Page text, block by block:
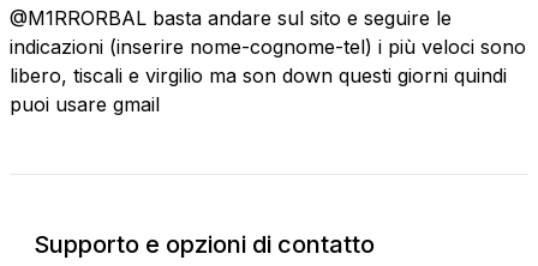
@M1RRORBAL basta andare sul sito e seguire le
indicazioni (inserire nome-cognome-tel) i più veloci sono
libero, tiscali e virgilio ma son down questi giorni quindi
puoi usare gmail
Supporto e opzioni di contatto